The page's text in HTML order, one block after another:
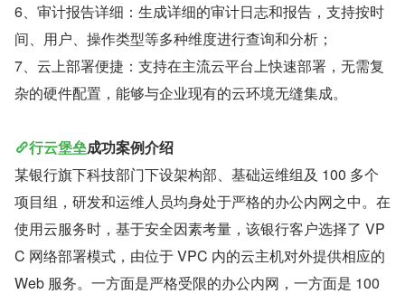
6、审计报告详细：生成详细的审计日志和报告，支持按时
间、用户、操作类型等多种维度进行查询和分析；
7、云上部署便捷：支持在主流云平台上快速部署，无需复
杂的硬件配置，能够与企业现有的云环境无缝集成。
行云堡垒成功案例介绍
某银行旗下科技部门下设架构部、基础运维组及 100 多个
项目组，研发和运维人员均身处于严格的办公内网之中。在
使用云服务时，基于安全因素考量，该银行客户选择了 VP
C 网络部署模式，由位于 VPC 内的云主机对外提供相应的
Web 服务。一方面是严格受限的办公内网，一方面是 100